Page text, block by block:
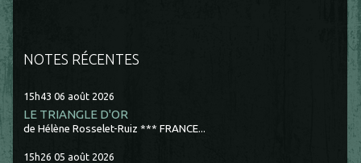
NOTES RÉCENTES
15h43 06 août 2026
LE TRIANGLE D'OR
de Hélène Rosselet-Ruiz *** FRANCE...
15h26 05 août 2026